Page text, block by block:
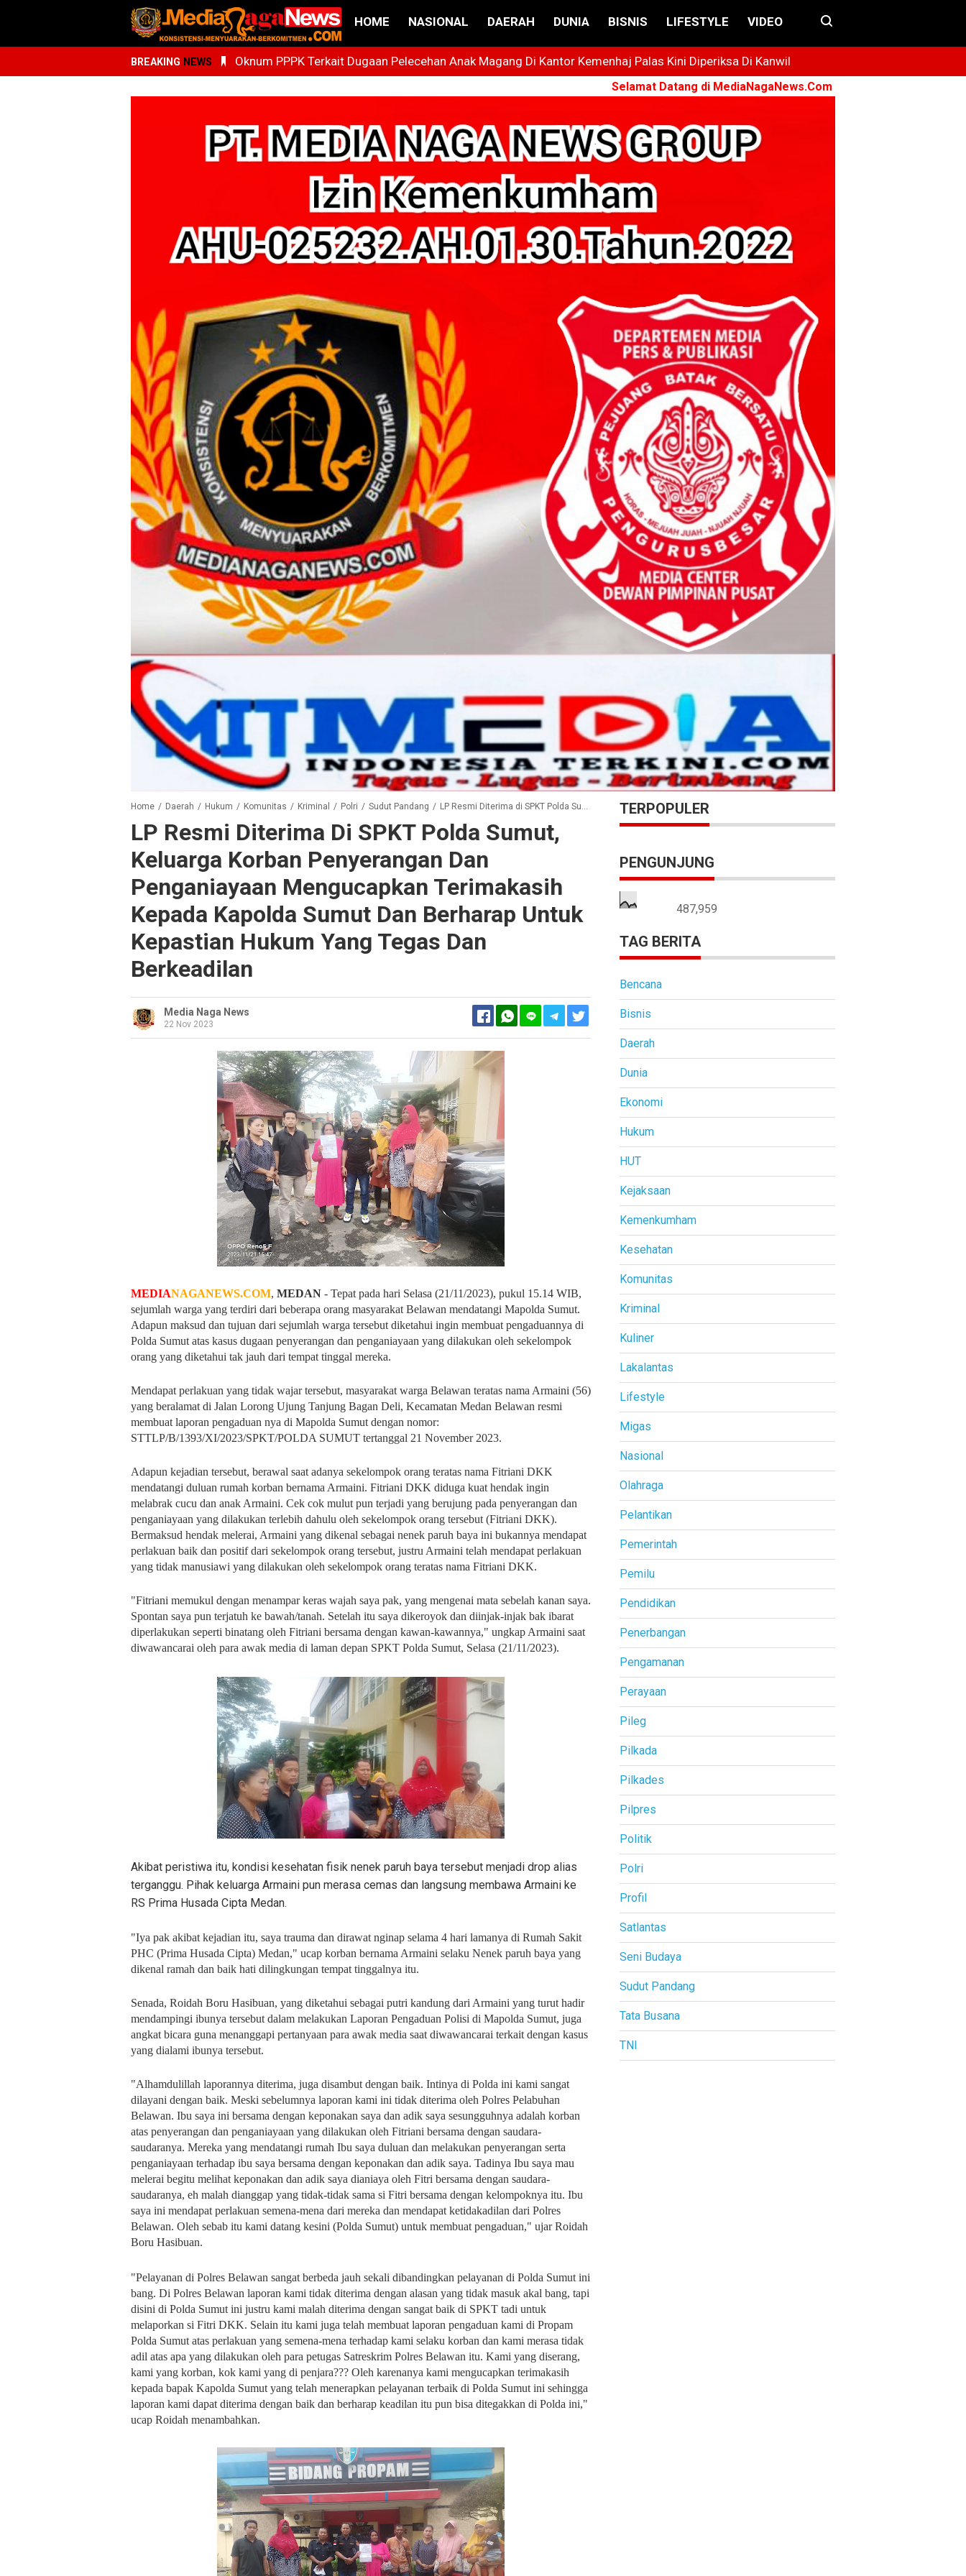
HOME NASIONAL DAERAH DUNIA BISNIS LIFESTYLE VIDEO
BREAKING NEWS
Oknum PPPK Terkait Dugaan Pelecehan Anak Magang Di Kantor Kemenhaj Palas Kini Diperiksa Di Kanwil
Kemenhaj Sumut
Whisnu Legenda Bintang Yang Terus Cemerlang
Selamat Datang di MediaNagaNews.Com ➤ Konsisten - Menyuarakan -
Home / Daerah / Hukum / Komunitas / Kriminal / Polri / Sudut Pandang / LP Resmi Diterima di SPKT Polda Sumut, Keluarga Korban Penyerangan dan Penganiayaan Mengucapkan Terimakasih Kepada Kapolda Sumut dan Berharap Untuk Kepastian Hukum Yang Tegas dan Berkeadilan
LP Resmi Diterima Di SPKT Polda Sumut,
Keluarga Korban Penyerangan Dan
Penganiayaan Mengucapkan Terimakasih
Kepada Kapolda Sumut Dan Berharap Untuk
Kepastian Hukum Yang Tegas Dan
Berkeadilan
Media Naga News
22 Nov 2023
MEDIANAGANEWS.COM, MEDAN - Tepat pada hari Selasa (21/11/2023), pukul 15.14 WIB,
sejumlah warga yang terdiri dari beberapa orang masyarakat Belawan mendatangi Mapolda Sumut.
Adapun maksud dan tujuan dari sejumlah warga tersebut diketahui ingin membuat pengaduannya di
Polda Sumut atas kasus dugaan penyerangan dan penganiayaan yang dilakukan oleh sekelompok
orang yang diketahui tak jauh dari tempat tinggal mereka.
Mendapat perlakuan yang tidak wajar tersebut, masyarakat warga Belawan teratas nama Armaini (56)
yang beralamat di Jalan Lorong Ujung Tanjung Bagan Deli, Kecamatan Medan Belawan resmi
membuat laporan pengaduan nya di Mapolda Sumut dengan nomor:
STTLP/B/1393/XI/2023/SPKT/POLDA SUMUT tertanggal 21 November 2023.
Adapun kejadian tersebut, berawal saat adanya sekelompok orang teratas nama Fitriani DKK
mendatangi duluan rumah korban bernama Armaini. Fitriani DKK diduga kuat hendak ingin
melabrak cucu dan anak Armaini. Cek cok mulut pun terjadi yang berujung pada penyerangan dan
penganiayaan yang dilakukan terlebih dahulu oleh sekelompok orang tersebut (Fitriani DKK).
Bermaksud hendak melerai, Armaini yang dikenal sebagai nenek paruh baya ini bukannya mendapat
perlakuan baik dan positif dari sekelompok orang tersebut, justru Armaini telah mendapat perlakuan
yang tidak manusiawi yang dilakukan oleh sekelompok orang teratas nama Fitriani DKK.
"Fitriani memukul dengan menampar keras wajah saya pak, yang mengenai mata sebelah kanan saya.
Spontan saya pun terjatuh ke bawah/tanah. Setelah itu saya dikeroyok dan diinjak-injak bak ibarat
diperlakukan seperti binatang oleh Fitriani bersama dengan kawan-kawannya," ungkap Armaini saat
diwawancarai oleh para awak media di laman depan SPKT Polda Sumut, Selasa (21/11/2023).
Akibat peristiwa itu, kondisi kesehatan fisik nenek paruh baya tersebut menjadi drop alias
terganggu. Pihak keluarga Armaini pun merasa cemas dan langsung membawa Armaini ke
RS Prima Husada Cipta Medan.
"Iya pak akibat kejadian itu, saya trauma dan dirawat nginap selama 4 hari lamanya di Rumah Sakit
PHC (Prima Husada Cipta) Medan," ucap korban bernama Armaini selaku Nenek paruh baya yang
dikenal ramah dan baik hati dilingkungan tempat tinggalnya itu.
Senada, Roidah Boru Hasibuan, yang diketahui sebagai putri kandung dari Armaini yang turut hadir
mendampingi ibunya tersebut dalam melakukan Laporan Pengaduan Polisi di Mapolda Sumut, juga
angkat bicara guna menanggapi pertanyaan para awak media saat diwawancarai terkait dengan kasus
yang dialami ibunya tersebut.
"Alhamdulillah laporannya diterima, juga disambut dengan baik. Intinya di Polda ini kami sangat
dilayani dengan baik. Meski sebelumnya laporan kami ini tidak diterima oleh Polres Pelabuhan
Belawan. Ibu saya ini bersama dengan keponakan saya dan adik saya sesungguhnya adalah korban
atas penyerangan dan penganiayaan yang dilakukan oleh Fitriani bersama dengan saudara-
saudaranya. Mereka yang mendatangi rumah Ibu saya duluan dan melakukan penyerangan serta
penganiayaan terhadap ibu saya bersama dengan keponakan dan adik saya. Tadinya Ibu saya mau
melerai begitu melihat keponakan dan adik saya dianiaya oleh Fitri bersama dengan saudara-
saudaranya, eh malah dianggap yang tidak-tidak sama si Fitri bersama dengan kelompoknya itu. Ibu
saya ini mendapat perlakuan semena-mena dari mereka dan mendapat ketidakadilan dari Polres
Belawan. Oleh sebab itu kami datang kesini (Polda Sumut) untuk membuat pengaduan," ujar Roidah
Boru Hasibuan.
"Pelayanan di Polres Belawan sangat berbeda jauh sekali dibandingkan pelayanan di Polda Sumut ini
bang. Di Polres Belawan laporan kami tidak diterima dengan alasan yang tidak masuk akal bang, tapi
disini di Polda Sumut ini justru kami malah diterima dengan sangat baik di SPKT tadi untuk
melaporkan si Fitri DKK. Selain itu kami juga telah membuat laporan pengaduan kami di Propam
Polda Sumut atas perlakuan yang semena-mena terhadap kami selaku korban dan kami merasa tidak
adil atas apa yang dilakukan oleh para petugas Satreskrim Polres Belawan itu. Kami yang diserang,
kami yang korban, kok kami yang di penjara??? Oleh karenanya kami mengucapkan terimakasih
kepada bapak Kapolda Sumut yang telah menerapkan pelayanan terbaik di Polda Sumut ini sehingga
laporan kami dapat diterima dengan baik dan berharap keadilan itu pun bisa ditegakkan di Polda ini,"
ucap Roidah menambahkan.
TERPOPULER
PENGUNJUNG
487,959
TAG BERITA
Bencana
Bisnis
Daerah
Dunia
Ekonomi
Hukum
HUT
Kejaksaan
Kemenkumham
Kesehatan
Komunitas
Kriminal
Kuliner
Lakalantas
Lifestyle
Migas
Nasional
Olahraga
Pelantikan
Pemerintah
Pemilu
Pendidikan
Penerbangan
Pengamanan
Perayaan
Pileg
Pilkada
Pilkades
Pilpres
Politik
Polri
Profil
Satlantas
Seni Budaya
Sudut Pandang
Tata Busana
TNI